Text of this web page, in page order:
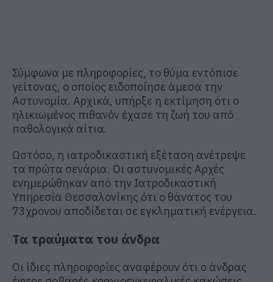
Σύμφωνα με πληροφορίες, το θύμα εντόπισε
γείτονας, ο οποίος ειδοποίησε άμεσα την
Αστυνομία. Αρχικά, υπήρξε η εκτίμηση ότι ο
ηλικιωμένος πιθανόν έχασε τη ζωή του από
παθολογικά αίτια.
Ωστόσο, η ιατροδικαστική εξέταση ανέτρεψε
τα πρώτα σενάρια. Οι αστυνομικές Αρχές
ενημερώθηκαν από την Ιατροδικαστική
Υπηρεσία Θεσσαλονίκης ότι ο θάνατος του
73χρονου αποδίδεται σε εγκληματική ενέργεια.
Τα τραύματα του άνδρα
Οι ίδιες πληροφορίες αναφέρουν ότι ο άνδρας